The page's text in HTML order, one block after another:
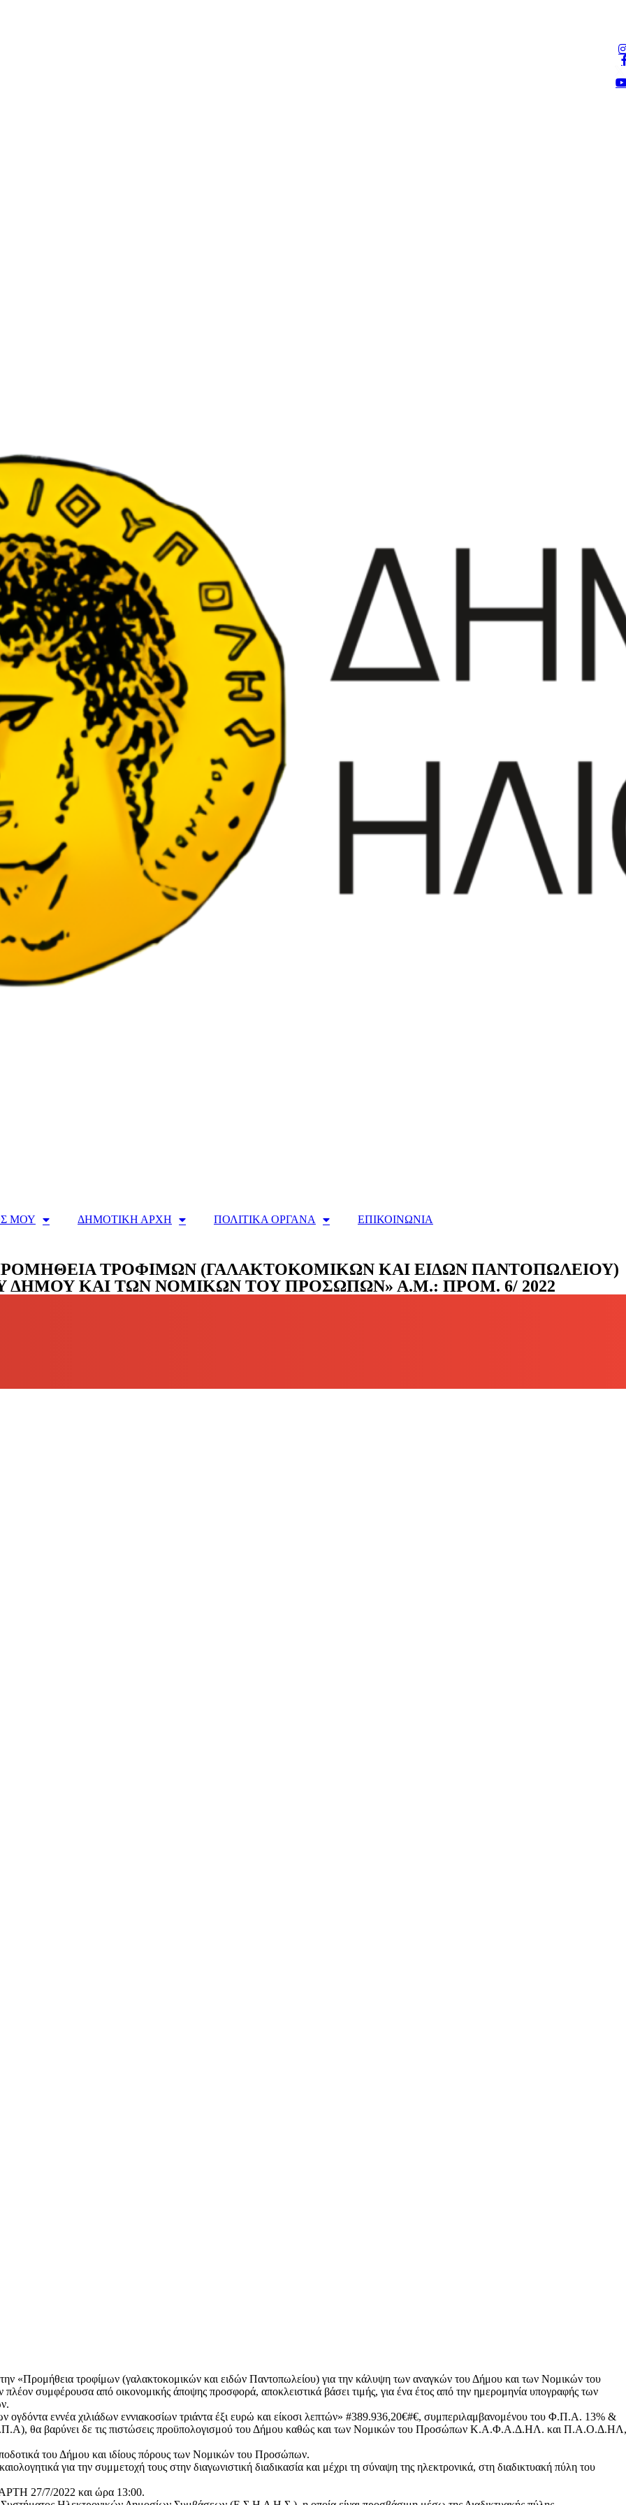
ΜΟΥ ΔΗΜΟΤΙΚΗ ΑΡΧΗ ΠΟΛΙΤΙΚΑ ΟΡΓΑΝΑ
ΕΠΙΚΟΙΝΩΝΙΑ
ΤΡΟΦΙΜΩΝ (ΓΑΛΑΚΤΟΚΟΜΙΚΩΝ ΚΑΙ ΕΙΔΩΝ ΠΑΝΤΟΠΩΛΕΙΟΥ)
ΚΑΙ ΤΩΝ ΝΟΜΙΚΩΝ ΤΟΥ ΠΡΟΣΩΠΩΝ» Α.Μ.: ΠΡΟΜ. 6/ 2022
«Προμήθεια τροφίμων (γαλακτοκομικών και ειδών Παντοπωλείου) για την κάλυψη των αναγκών του Δήμου και των Νομικών του
συμφέρουσα από οικονομικής άποψης προσφορά, αποκλειστικά βάσει τιμής, για ένα έτος από την ημερομηνία υπογραφής των
ογδόντα εννέα χιλιάδων εννιακοσίων τριάντα έξι ευρώ και είκοσι λεπτών» #389.936,20€#€, συμπεριλαμβανομένου του Φ.Π.Α. 13% &
θα βαρύνει δε τις πιστώσεις προϋπολογισμού του Δήμου καθώς και των Νομικών του Προσώπων Κ.Α.Φ.Α.Δ.ΗΛ. και Π.Α.Ο.Δ.ΗΛ,
του Δήμου και ιδίους πόρους των Νομικών του Προσώπων.
για την συμμετοχή τους στην διαγωνιστική διαδικασία και μέχρι τη σύναψη της ηλεκτρονικά, στη διαδικτυακή πύλη του
27/7/2022 και ώρα 13:00.